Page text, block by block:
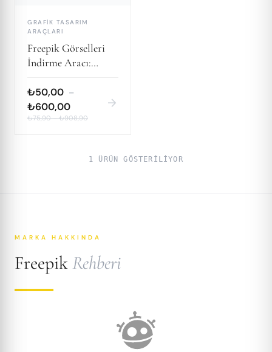
GRAFIK TASARIM
ARAÇLARI
Freepik Görselleri
İndirme Aracı:
Pratik Çözüm
₺50,00 –
₺600,00
₺75,90–₺908,90
arrow_forward
1 ÜRÜN GÖSTERILIYOR
MARKA HAKKINDA
Freepik Rehberi